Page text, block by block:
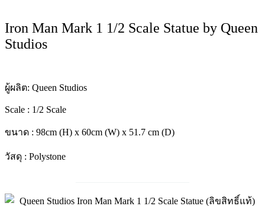
Iron Man Mark 1 1/2 Scale Statue by Queen
Studios
ผู้ผลิต: Queen Studios
Scale : 1/2 Scale
ขนาด : 98cm (H) x 60cm (W) x 51.7 cm (D)
วัสดุ : Polystone